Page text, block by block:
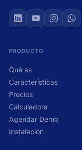
PRODUCTO
Qué es
Características
Precios
Calculadora
Agendar Demo
Instalación